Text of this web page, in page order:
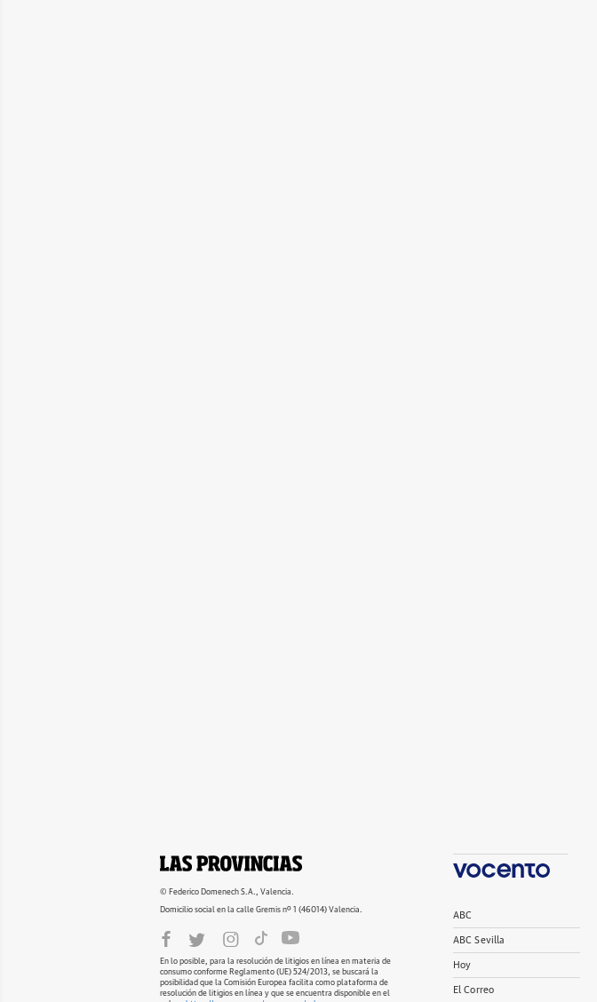
© Federico Domenech S.A., Valencia.
Domicilio social en la calle Gremis nº 1 (46014) Valencia.
En lo posible, para la resolución de litigios en línea en materia de
consumo conforme Reglamento (UE) 524/2013, se buscará la
posibilidad que la Comisión Europea facilita como plataforma de
resolución de litigios en línea y que se encuentra disponible en el
ABC
ABC Sevilla
Hoy
El Correo